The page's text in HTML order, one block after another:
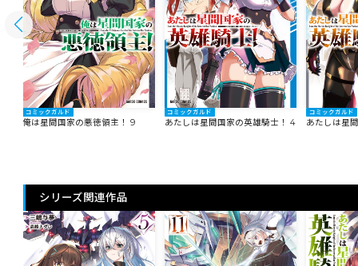
コミックガルド
俺は星間国家の悪徳領主！ 9
コミックガルド
あたしは星間国家の英雄騎士！ 4
コミックガルド
あたしは星
シリーズ関連作品